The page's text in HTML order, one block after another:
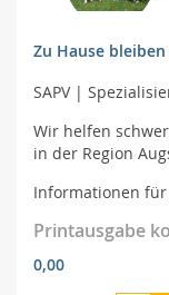
Zu Hause
SAPV |
Wir helfen
in der Region
Informationen
Printausgabe
0,00